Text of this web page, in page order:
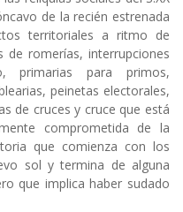
de la recién estrenada
territoriales a ritmo de
de romerías, interrupciones
primarias para primos,
peinetas electorales,
de cruces y cruce que está
comprometida de la
que comienza con los
sol y termina de alguna
que implica haber sudado